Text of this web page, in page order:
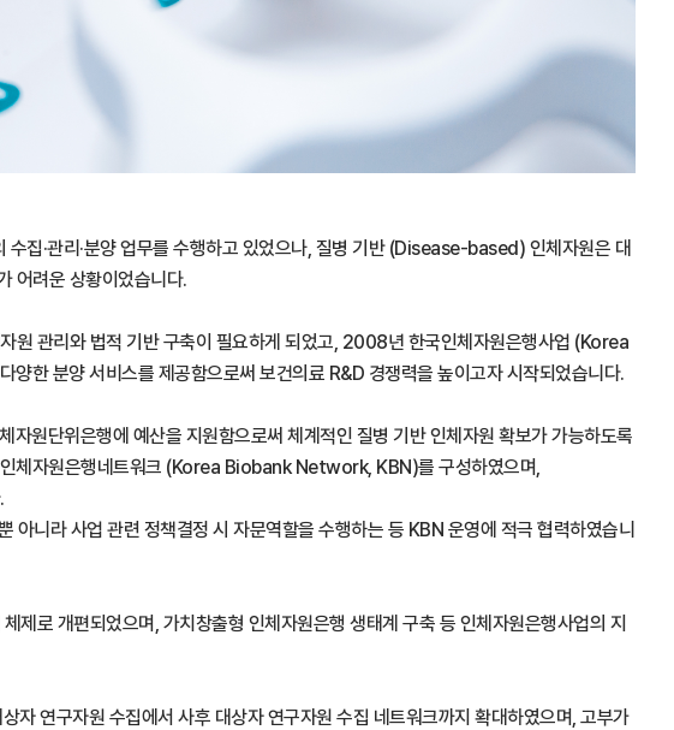
·관리·분양 업무를 수행하고 있었으나, 질병 기반 (Disease-based) 인체자원은 대
어려운 상황이었습니다.
원 관리와 법적 기반 구축이 필요하게 되었고, 2008년 한국인체자원은행사업 (Korea
한 분양 서비스를 제공함으로써 보건의료 R&D 경쟁력을 높이고자 시작되었습니다.
원단위은행에 예산을 지원함으로써 체계적인 질병 기반 인체자원 확보가 가능하도록
인체자원은행네트워크 (Korea Biobank Network, KBN)를 구성하였으며,
니라 사업 관련 정책결정 시 자문역할을 수행하는 등 KBN 운영에 적극 협력하였습니
로 개편되었으며, 가치창출형 인체자원은행 생태계 구축 등 인체자원은행사업의 지
연구자원 수집에서 사후 대상자 연구자원 수집 네트워크까지 확대하였으며, 고부가